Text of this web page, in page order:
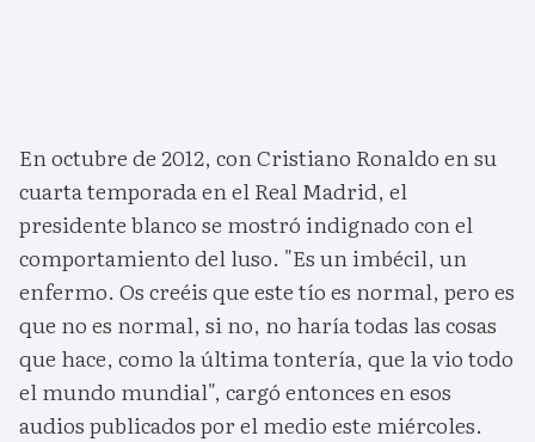
En octubre de 2012, con Cristiano Ronaldo en su
cuarta temporada en el Real Madrid, el
presidente blanco se mostró indignado con el
comportamiento del luso. "Es un imbécil, un
enfermo. Os creéis que este tío es normal, pero es
que no es normal, si no, no haría todas las cosas
que hace, como la última tontería, que la vio todo
el mundo mundial", cargó entonces en esos
audios publicados por el medio este miércoles.